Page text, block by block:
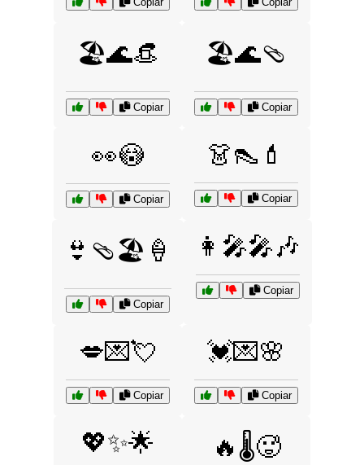
🏖️🌊👒
Copiar
🏖️🌊🩴
Copiar
👀😳
Copiar
👗👠💄
Copiar
👙🩴🏖️🍦
Copiar
👩‍🎤🎤🎶
Copiar
💋💌💘
Copiar
💓💌🌸
Copiar
💖✨🌟 🔥🌡️🥵